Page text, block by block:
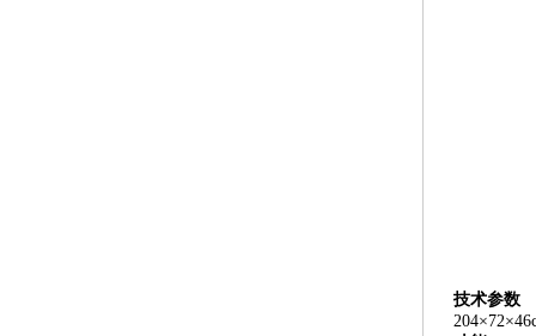
技术参数
204×72×46